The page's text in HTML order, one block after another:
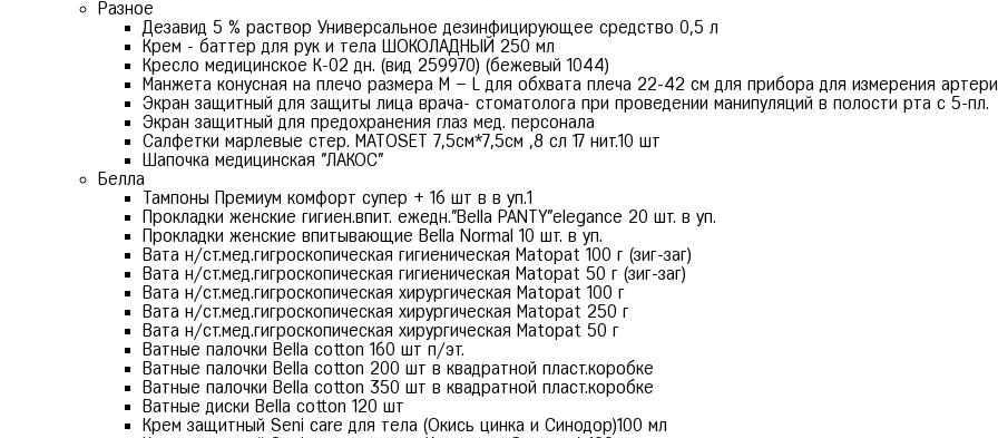
Разное
Дезавид 5 % раствор Универсальное дезинфицирующее средство 0,5 л
Крем - баттер для рук и тела ШОКОЛАДНЫЙ 250 мл
Кресло медицинское К-02 дн. (вид 259970) (бежевый 1044)
Манжета конусная на плечо размера М – L для обхвата плеча 22-42 см для прибора для измерения
Экран защитный для защиты лица врача- стоматолога при проведении манипуляций в полости рта с 5-пл.
Экран защитный для предохранения глаз мед. персонала
Салфетки марлевые стер. MATOSET 7,5см*7,5см ,8 сл 17 нит.10 шт
Шапочка медицинская "ЛАКОС"
Белла
Тампоны Премиум комфорт супер + 16 шт в в уп.1
Прокладки женские гигиен.впит. ежедн."Bella PANTY"elegance 20 шт. в уп.
Прокладки женские впитывающие Bella Normal 10 шт. в уп.
Вата н/ст.мед.гигроскопическая гигиеническая Matopat 100 г (зиг-заг)
Вата н/ст.мед.гигроскопическая гигиеническая Matopat 50 г (зиг-заг)
Вата н/ст.мед.гигроскопическая хирургическая Matopat 100 г
Вата н/ст.мед.гигроскопическая хирургическая Matopat 250 г
Вата н/ст.мед.гигроскопическая хирургическая Matopat 50 г
Ватные палочки Bella cotton 160 шт п/эт.
Ватные палочки Bella cotton 200 шт в квадратной пласт.коробке
Ватные палочки Bella cotton 350 шт в квадратной пласт.коробке
Ватные диски Bella cotton 120 шт
Крем защитный Seni care для тела (Окись цинка и Синодор)100 мл